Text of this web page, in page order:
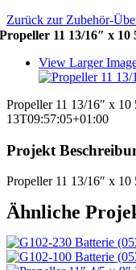
Zurück zur Zubehör-
Propeller 11 13/16″ x
View Larger
Propeller 11 13/16″ x
13T09:57:05+01:00
Projekt
Propeller 11 13/16″ x
Ähnliche